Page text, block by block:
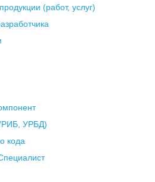
(работ, услуг)
УРБД)
кода